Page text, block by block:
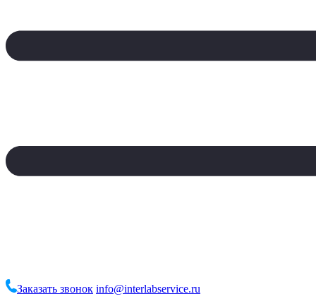
Заказать звонок info@interlabservice.ru